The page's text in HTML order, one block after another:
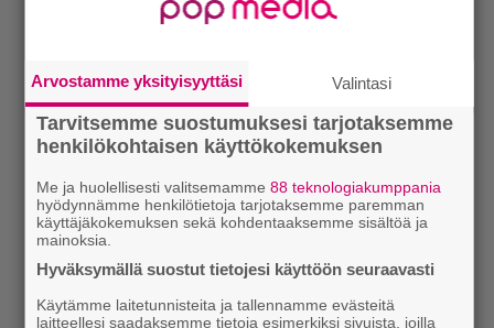
Arvostamme yksityisyyttäsi Valintasi
Tarvitsemme suostumuksesi tarjotaksemme
henkilökohtaisen käyttökokemuksen
Me ja huolellisesti valitsemamme 88 teknologiakumppania
hyödynnämme henkilötietoja tarjotaksemme paremman
käyttäjäkokemuksen sekä kohdentaaksemme sisältöä ja
mainoksia.
Hyväksymällä suostut tietojesi käyttöön seuraavasti
Käytämme laitetunnisteita ja tallennamme evästeitä
laitteellesi saadaksemme tietoja esimerkiksi sivuista, joilla